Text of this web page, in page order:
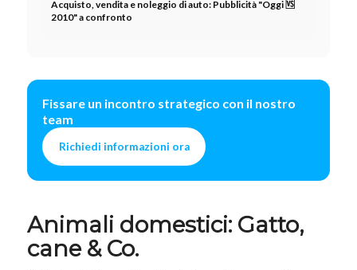
Acquisto, vendita e noleggio di auto: Pubblicità "Oggi 🆚
2010" a confronto
Fissare un incontro strategico con il nostro
team
Richiedi informazioni ora
Animali domestici: Gatto,
cane & Co.